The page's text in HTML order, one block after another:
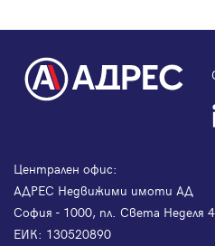
Централен офис:
АДРЕС Недвижими имоти АД
София - 1000, пл. Света Неделя
ЕИК: 130520890